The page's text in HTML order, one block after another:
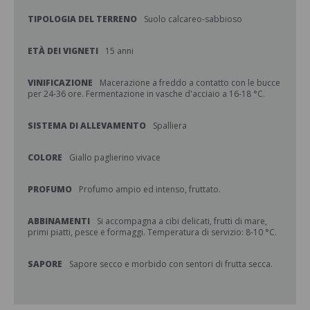
TIPOLOGIA DEL TERRENO Suolo calcareo-sabbioso
ETÀ DEI VIGNETI 15 anni
VINIFICAZIONE
Macerazione a freddo a contatto con le bucce
per 24-36 ore. Fermentazione in vasche d'acciaio a 16-18 °C.
SISTEMA DI ALLEVAMENTO Spalliera
COLORE Giallo paglierino vivace
PROFUMO Profumo ampio ed intenso, fruttato.
ABBINAMENTI
Si accompagna a cibi delicati, frutti di mare,
primi piatti, pesce e formaggi. Temperatura di servizio: 8-10 °C.
SAPORE Sapore secco e morbido con sentori di frutta secca.